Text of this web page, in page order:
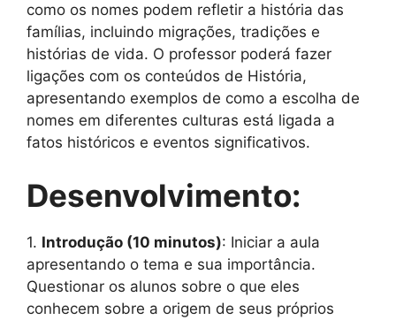
como os nomes podem refletir a história das
famílias, incluindo migrações, tradições e
histórias de vida. O professor poderá fazer
ligações com os conteúdos de História,
apresentando exemplos de como a escolha de
nomes em diferentes culturas está ligada a
fatos históricos e eventos significativos.
Desenvolvimento:
1. Introdução (10 minutos): Iniciar a aula
apresentando o tema e sua importância.
Questionar os alunos sobre o que eles
conhecem sobre a origem de seus próprios